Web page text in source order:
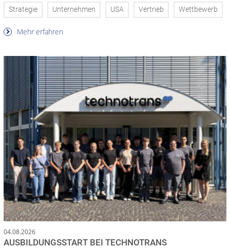
Strategie Unternehmen USA Vertrieb Wettbewerb
Mehr erfahren
04.08.2026
AUSBILDUNGSSTART BEI TECHNOTRANS